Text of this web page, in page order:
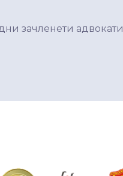
зачленети адвокати